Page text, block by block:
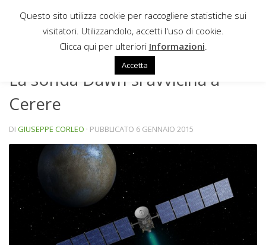
Sotto il contenuto
La sonda Dawn si avvicina a
Cerere
DI GIUSEPPE CORLEO · PUBBLICATO 6 GENNAIO 2015
Questo sito utilizza cookie per raccogliere statistiche sui
visitatori. Utilizzandolo, accetti l'uso di cookie.
Clicca qui per ulteriori Informazioni
Accetta